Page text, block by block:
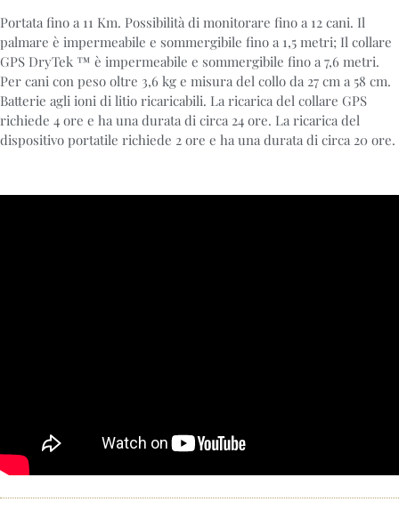
Portata fino a 11 Km. Possibilità di monitorare fino a 12 cani. Il
palmare è impermeabile e sommergibile fino a 1,5 metri; Il collare
GPS DryTek ™ è impermeabile e sommergibile fino a 7,6 metri.
Per cani con peso oltre 3,6 kg e misura del collo da 27 cm a 58 cm.
Batterie agli ioni di litio ricaricabili. La ricarica del collare GPS
richiede 4 ore e ha una durata di circa 24 ore. La ricarica del
dispositivo portatile richiede 2 ore e ha una durata di circa 20 ore.